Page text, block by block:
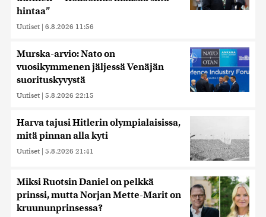
hintaa”
Uutiset | 6.8.2026 11:56
Murska-arvio: Nato on
vuosikymmenen jäljessä Venäjän
suorituskyvystä
Uutiset | 5.8.2026 22:15
Harva tajusi Hitlerin olympialaisissa,
mitä pinnan alla kyti
Uutiset | 5.8.2026 21:41
Miksi Ruotsin Daniel on pelkkä
prinssi, mutta Norjan Mette-Marit on
kruununprinsessa?